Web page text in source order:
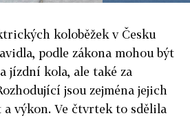
koloběžek v Česku
podle zákona mohou být
jízdní kola, ale také za
jsou zejména jejich
výkon. Ve čtvrtek to sdělila